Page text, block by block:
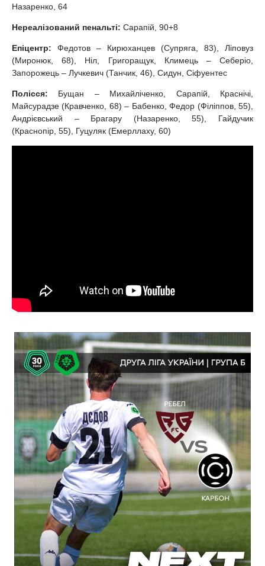
Назаренко, 64
Нереалізований пенальті: Сарапій, 90+8
Епіцентр: Федотов – Кирюханцев (Супряга, 83), Ліповуз
(Миронюк, 68), Ніл, Григоращук, Климець – Себеріо,
Запорожець – Лучкевич (Танчик, 46), Сидун, Сіфуентес
Полісся: Бущан – Михайліченко, Сарапій, Краснічі,
Майсурадзе (Кравченко, 68) – Бабенко, Федор (Філіппов, 55),
Андрієвський – Брагару (Назаренко, 55), Гайдучик
(Краснопір, 55), Гуцуляк (Емерллаху, 60)